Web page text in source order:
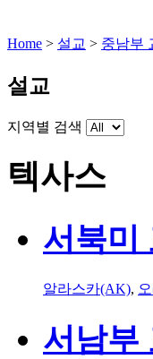
Home > 설교 > 중남부
설교
지역별 검색
텍사스
서북미
알라스카(AK),
서남부